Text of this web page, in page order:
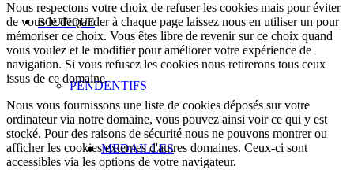
BOUTIQUE
PENDENTIFS
MEDAILLES
Nous respectons votre choix de refuser les cookies mais pour éviter
de vous le demander à chaque page laissez nous en utiliser un pour
mémoriser ce choix. Vous êtes libre de revenir sur ce choix quand
vous voulez et le modifier pour améliorer votre expérience de
navigation. Si vous refusez les cookies nous retirerons tous ceux
issus de ce domaine.
Nous vous fournissons une liste de cookies déposés sur votre
ordinateur via notre domaine, vous pouvez ainsi voir ce qui y est
stocké. Pour des raisons de sécurité nous ne pouvons montrer ou
afficher les cookies externes d'autres domaines. Ceux-ci sont
accessibles via les options de votre navigateur.